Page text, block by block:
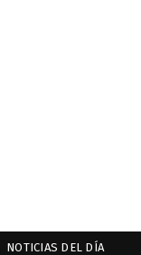
NOTICIAS DEL DÍA